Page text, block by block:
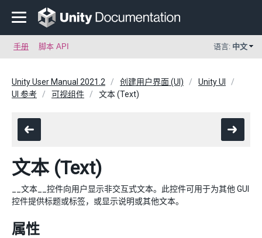
手册 脚本 API 语言: 中文
Unity User Manual 2021.2 创建用户界面 (UI)
Unity UI
UI 参考
可视组件 文本 (Text)
文本 (Text)
__文本__控件向用户显示非交互式文本。此控件可用于为其他 GUI
控件提供标题或标签，或显示说明或其他文本。
属性